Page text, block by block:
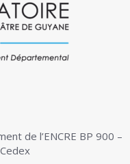
de l’ENCRE BP 900 –